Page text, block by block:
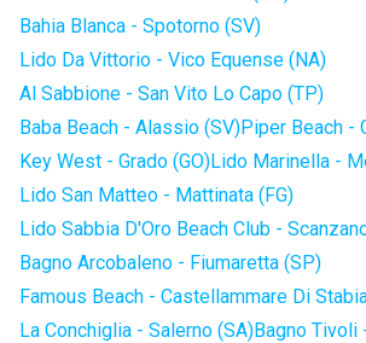
Bahia Blanca - Spotorno (SV)
Lido Da Vittorio - Vico Equense (NA)
Al Sabbione - San Vito Lo Capo (TP)
Baba Beach - Alassio (SV)Piper Beach -
Key West - Grado (GO)Lido Marinella -
Lido San Matteo - Mattinata (FG)
Lido Sabbia D'Oro Beach Club -
Bagno Arcobaleno - Fiumaretta (SP)
Famous Beach - Castellammare Di
La Conchiglia - Salerno (SA)Bagno Tivoli